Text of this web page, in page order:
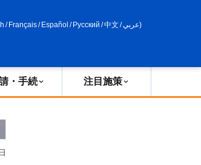
/ Français/ Español / Русский /中文 /عربي)
・手続 注目施策